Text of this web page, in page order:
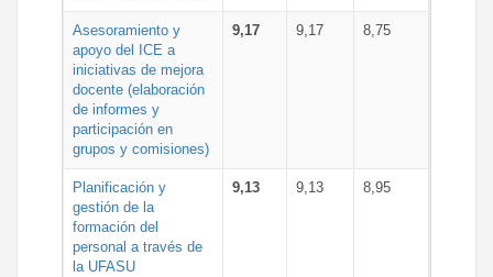
Asesoramiento y
apoyo del ICE a
iniciativas de mejora
docente (elaboración
de informes y
participación en
grupos y comisiones)
9,17 9,17 8,75
Planificación y
gestión de la
formación del
personal a través de
la UFASU
9,13 9,13 8,95